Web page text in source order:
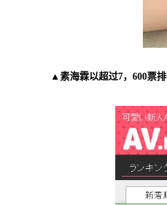
▲素海霖以超过7，600票